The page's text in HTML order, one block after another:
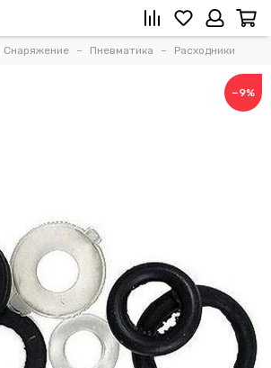
Снаряжение Пневматика Расходники
−9%